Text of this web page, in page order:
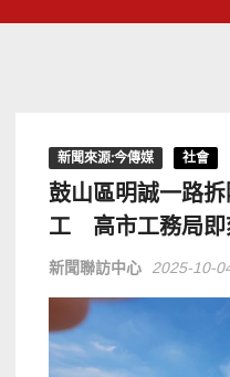
新聞來源:今傳媒 社會
鼓山區明誠一路
工 高市工務局即
新聞聯訪中心 2025-10-